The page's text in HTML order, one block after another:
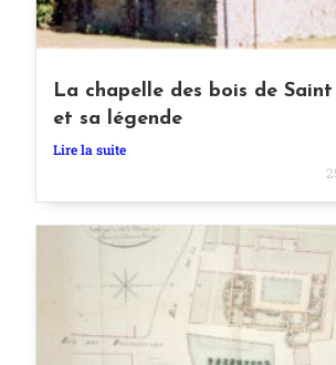
La chapelle des bois de
et sa légende
Lire la suite